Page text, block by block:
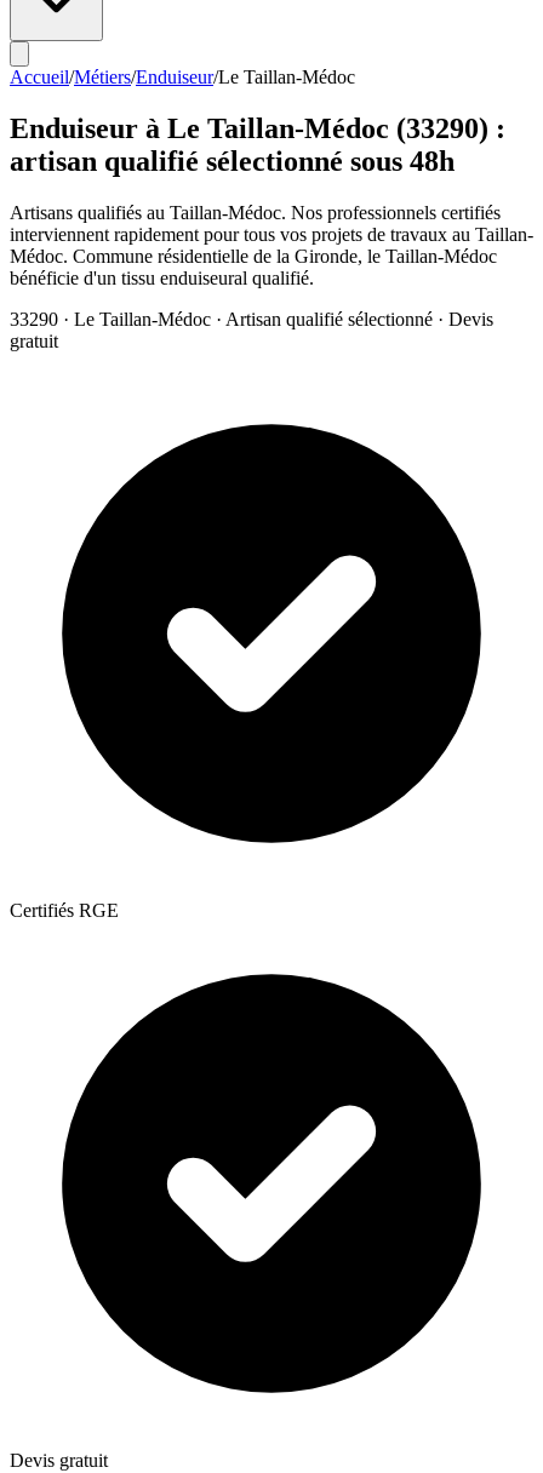
Accueil/Métiers/Enduiseur/Le Taillan-Médoc
Enduiseur à Le Taillan-Médoc (33290) :
artisan qualifié sélectionné sous 48h
Artisans qualifiés au Taillan-Médoc. Nos professionnels certifiés
interviennent rapidement pour tous vos projets de travaux au Taillan-
Médoc. Commune résidentielle de la Gironde, le Taillan-Médoc
bénéficie d'un tissu enduiseural qualifié.
33290 · Le Taillan-Médoc · Artisan qualifié sélectionné · Devis
gratuit
Certifiés RGE
Devis gratuit